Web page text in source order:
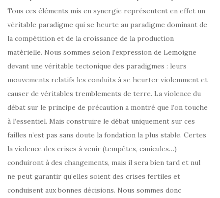
Tous ces éléments mis en synergie représentent en effet un
véritable paradigme qui se heurte au paradigme dominant de
la compétition et de la croissance de la production
matérielle. Nous sommes selon l’expression de Lemoigne
devant une véritable tectonique des paradigmes : leurs
mouvements relatifs les conduits à se heurter violemment et
causer de véritables tremblements de terre. La violence du
débat sur le principe de précaution a montré que l’on touche
à l’essentiel. Mais construire le débat uniquement sur ces
failles n’est pas sans doute la fondation la plus stable. Certes
la violence des crises à venir (tempêtes, canicules…)
conduiront à des changements, mais il sera bien tard et nul
ne peut garantir qu’elles soient des crises fertiles et
conduisent aux bonnes décisions. Nous sommes donc